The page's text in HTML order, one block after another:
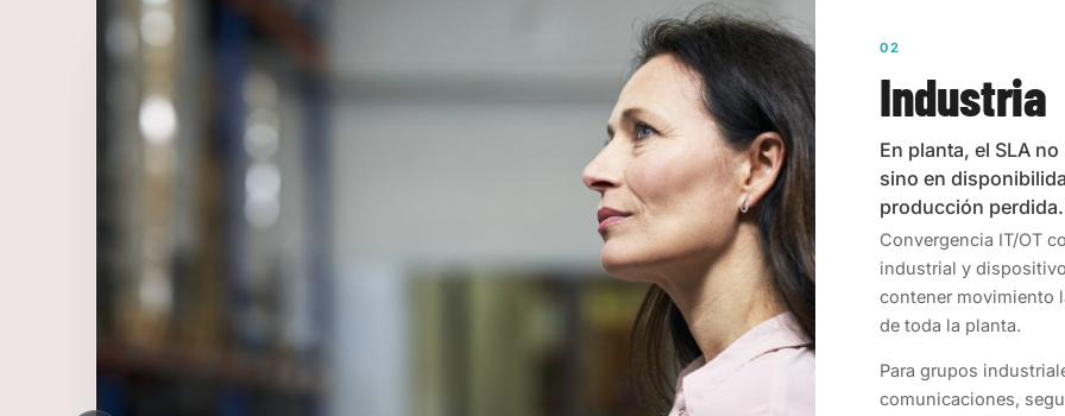
02
Industria
En planta, el SLA
sino en
producción perdida.
Convergencia IT/OT
industrial y
contener movimiento
de toda la planta.
Para grupos
comunicaciones,